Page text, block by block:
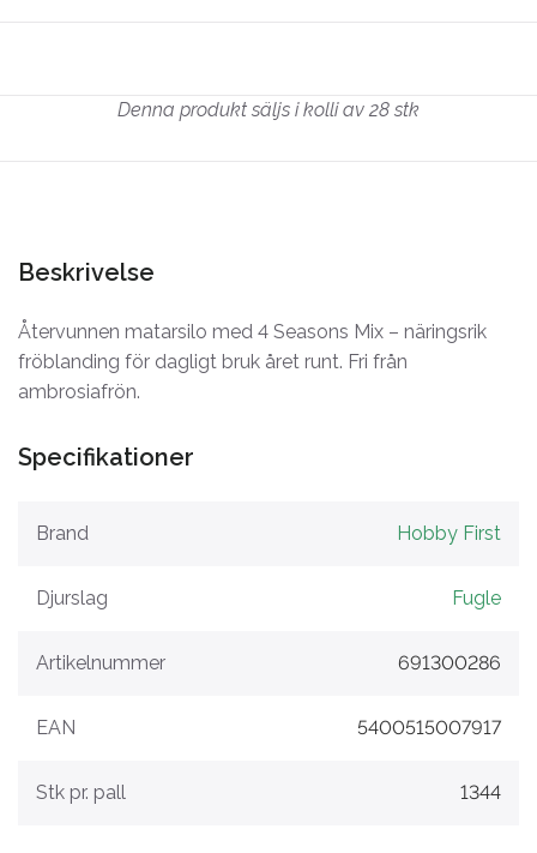
Denna produkt säljs i kolli av 28 stk
Beskrivelse
Återvunnen matarsilo med 4 Seasons Mix – näringsrik
fröblanding för dagligt bruk året runt. Fri från
ambrosiafrön.
Specifikationer
Brand Hobby First
Djurslag Fugle
Artikelnummer 691300286
EAN 5400515007917
Stk pr. pall 1344